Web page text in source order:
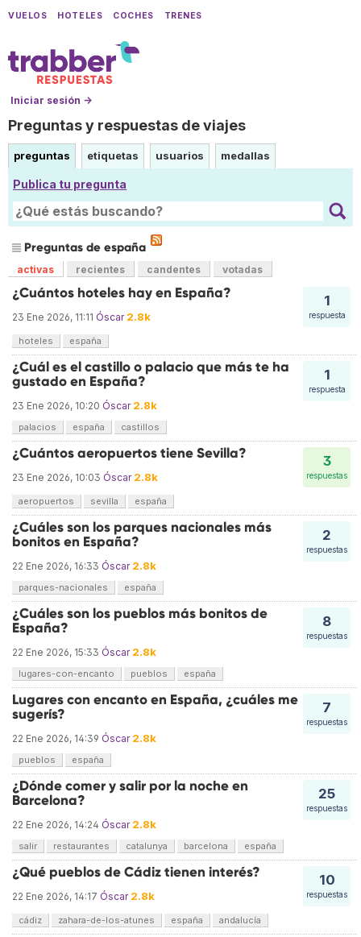
VUELOS HOTELES COCHES TRENES
Iniciar sesión →
Preguntas y respuestas de viajes
preguntas etiquetas usuarios medallas
Publica tu pregunta
Preguntas de españa
activas recientes candentes votadas
1
respuesta
¿Cuántos hoteles hay en España?
23 Ene 2026, 11:11 Óscar 2.8k
hoteles españa
1
respuesta
¿Cuál es el castillo o palacio que más te ha
gustado en España?
23 Ene 2026, 10:20 Óscar 2.8k
palacios españa castillos
3
respuestas
¿Cuántos aeropuertos tiene Sevilla?
23 Ene 2026, 10:03 Óscar 2.8k
aeropuertos sevilla españa
2
respuestas
¿Cuáles son los parques nacionales más
bonitos en España?
22 Ene 2026, 16:33 Óscar 2.8k
parques-nacionales españa
8
respuestas
¿Cuáles son los pueblos más bonitos de
España?
22 Ene 2026, 15:33 Óscar 2.8k
lugares-con-encanto pueblos españa
7
respuestas
Lugares con encanto en España, ¿cuáles me
sugerís?
22 Ene 2026, 14:39 Óscar 2.8k
pueblos españa
25
respuestas
¿Dónde comer y salir por la noche en
Barcelona?
22 Ene 2026, 14:24 Óscar 2.8k
salir restaurantes catalunya barcelona españa
10
respuestas
¿Qué pueblos de Cádiz tienen interés?
22 Ene 2026, 14:17 Óscar 2.8k
cádiz zahara-de-los-atunes españa andalucía